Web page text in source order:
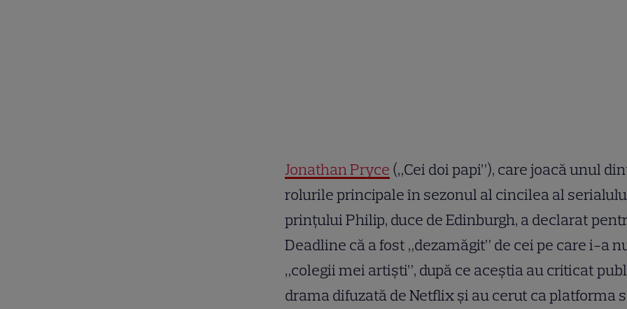
Jonathan Pryce („Cei doi papi”), care joacă unul
rolurile principale în sezonul al cincilea al
prințului Philip, duce de Edinburgh, a declarat
Deadline că a fost „dezamăgit” de cei pe care i-a
„colegii mei artiști”, după ce aceștia au criticat
drama difuzată de Netflix și au cerut ca platforma